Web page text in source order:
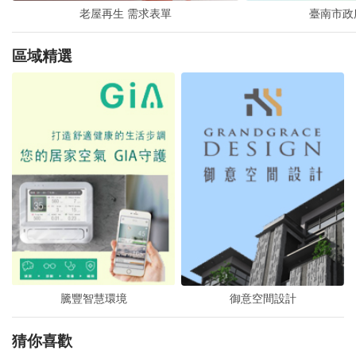
老屋再生 需求表單 臺南市
區域精選
騰豐智慧環境
騰豐智慧環境
騰豐智慧環境 御意空間設計
御意空間設計
御意空間設計
猜你喜歡